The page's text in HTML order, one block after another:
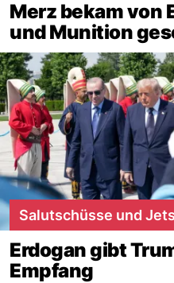
Merz bekam von
und Munition
Salutschüsse und Jets
Erdogan gibt
Empfang